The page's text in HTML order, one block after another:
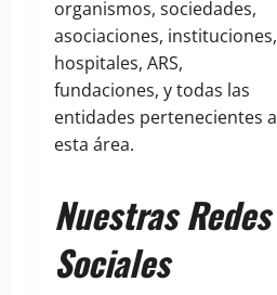
organismos, sociedades,
asociaciones, instituciones,
hospitales, ARS,
fundaciones, y todas las
entidades pertenecientes a
esta área.
Nuestras Redes
Sociales